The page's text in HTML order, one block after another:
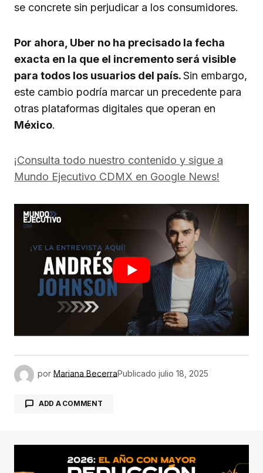
se concrete sin perjudicar a los consumidores.
Por ahora, Uber no ha precisado la fecha
exacta en la que el incremento será visible
para todos los usuarios del país.Sin embargo,
este cambio podría marcar un precedente para
otras plataformas digitales que operan en
México.
¡Consulta todo nuestro contenido y sigue a
Mundo Ejecutivo CDMX en Google News!
por Mariana BecerraPublicado julio 18, 2025
ADD A COMMENT
conectado